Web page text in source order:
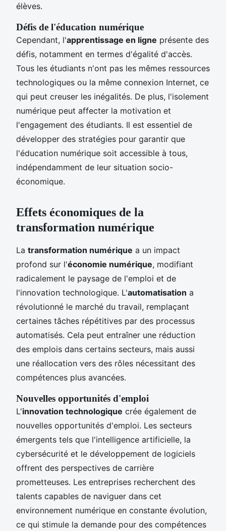
élèves.
Défis de l'éducation numérique
Cependant, l'apprentissage en ligne présente des
défis, notamment en termes d'égalité d'accès.
Tous les étudiants n'ont pas les mêmes ressources
technologiques ou la même connexion Internet, ce
qui peut creuser les inégalités. De plus, l'isolement
numérique peut affecter la motivation et
l'engagement des étudiants. Il est essentiel de
développer des stratégies pour garantir que
l'éducation numérique soit accessible à tous,
indépendamment de leur situation socio-
économique.
Effets économiques de la
transformation numérique
La transformation numérique a un impact
profond sur l'économie numérique, modifiant
radicalement le paysage de l'emploi et de
l'innovation technologique. L'automatisation a
révolutionné le marché du travail, remplaçant
certaines tâches répétitives par des processus
automatisés. Cela peut entraîner une réduction
des emplois dans certains secteurs, mais aussi
une réallocation vers des rôles nécessitant des
compétences plus avancées.
Nouvelles opportunités d'emploi
L'innovation technologique crée également de
nouvelles opportunités d'emploi. Les secteurs
émergents tels que l'intelligence artificielle, la
cybersécurité et le développement de logiciels
offrent des perspectives de carrière
prometteuses. Les entreprises recherchent des
talents capables de naviguer dans cet
environnement numérique en constante évolution,
ce qui stimule la demande pour des compétences